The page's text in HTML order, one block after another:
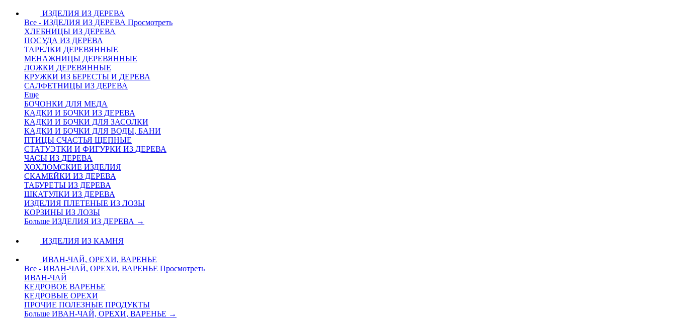
ИЗДЕЛИЯ ИЗ ДЕРЕВА
Все - ИЗДЕЛИЯ ИЗ ДЕРЕВА Просмотреть
ХЛЕБНИЦЫ ИЗ ДЕРЕВА
ПОСУДА ИЗ ДЕРЕВА
ТАРЕЛКИ ДЕРЕВЯННЫЕ
МЕНАЖНИЦЫ ДЕРЕВЯННЫЕ
ЛОЖКИ ДЕРЕВЯННЫЕ
КРУЖКИ ИЗ БЕРЕСТЫ И ДЕРЕВА
САЛФЕТНИЦЫ ИЗ ДЕРЕВА
Еще
БОЧОНКИ ДЛЯ МЕДА
КАДКИ И БОЧКИ ИЗ ДЕРЕВА
КАДКИ И БОЧКИ ДЛЯ ЗАСОЛКИ
КАДКИ И БОЧКИ ДЛЯ ВОДЫ, БАНИ
ПТИЦЫ СЧАСТЬЯ ЩЕПНЫЕ
СТАТУЭТКИ И ФИГУРКИ ИЗ ДЕРЕВА
ЧАСЫ ИЗ ДЕРЕВА
ХОХЛОМСКИЕ ИЗДЕЛИЯ
СКАМЕЙКИ ИЗ ДЕРЕВА
ТАБУРЕТЫ ИЗ ДЕРЕВА
ШКАТУЛКИ ИЗ ДЕРЕВА
ИЗДЕЛИЯ ПЛЕТЕНЫЕ ИЗ ЛОЗЫ
КОРЗИНЫ ИЗ ЛОЗЫ
Больше ИЗДЕЛИЯ ИЗ ДЕРЕВА →
ИЗДЕЛИЯ ИЗ КАМНЯ
ИВАН-ЧАЙ, ОРЕХИ, ВАРЕНЬЕ
Все - ИВАН-ЧАЙ, ОРЕХИ, ВАРЕНЬЕ Просмотреть
ИВАН-ЧАЙ
КЕДРОВОЕ ВАРЕНЬЕ
КЕДРОВЫЕ ОРЕХИ
ПРОЧИЕ ПОЛЕЗНЫЕ ПРОДУКТЫ
Больше ИВАН-ЧАЙ, ОРЕХИ, ВАРЕНЬЕ →